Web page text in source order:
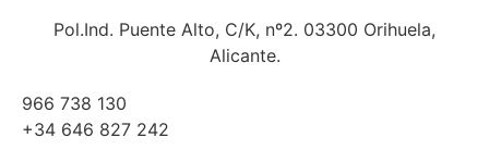
Pol.Ind. Puente Alto, C/K, nº2. 03300 Orihuela,
Alicante.
966 738 130
+34 646 827 242